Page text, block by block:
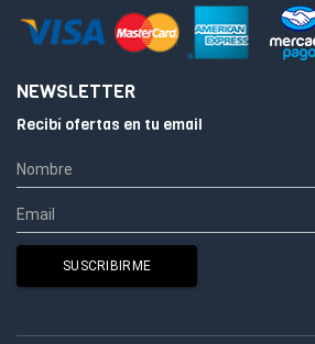
NEWSLETTER
Recibí ofertas en tu email